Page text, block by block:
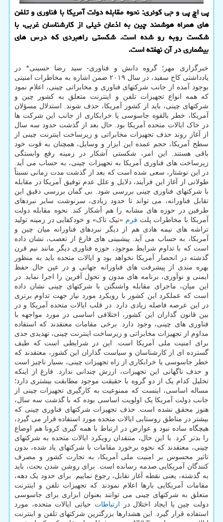
پی اچ پی و جی کوئری: نحوه مقابله دولت آمریکا با فناوری و تلفن
های همراه هوشمند چین به اذعان خیلی از کارشناسان غربی، با
شکست روبه رو شده است. شکستی راهبردی که درس های
بیشماری در آن نهفته است.
خبرگزاری مهر؛ گروه دانش و فناوری- سید رضا حسینی* در
یادداشتی کاخ سفید، در سال ۲۰۱۹ ضمن اشاره به مخاطرات امنیتی
بوجود آمده از جانب شرکتهای فناوری و مخابراتی چینی، اعلام نمود
که همه انواع تجهیزات تلفن و اینترنت متعلق به کشور چین و
شرکتهای چینی، باید از کشور آمریکا، حذف شوند. استدلال مسؤلان
آمریکا، خطر بالقوه جاسوسی یا خرابکاری از جانب این شرکت ها
در خاک ایالات متحده آمریکا بود. حال بعد از گذشت حدود سه سال
از آغاز روند حذف تجهیزات مخابراتی و زیرساخت اینترنت چینی از
سطح آمریکا، حجم عمده این ابزار و وسایل، همچنان به قوت خود
باقی هستند. این امر، شکستی آشکار در زمینه رفع وابستگی
زیرساخت های فناوری آمریکا به تجهیزات چینی، به حساب می آید.
در این نوشتار، سعی شده است که بعد از گذشت مدت زمانی نسبتاً
طولانی از آغاز این فرآیند، دلایل و علل عدم توفیق آمریکا در مقابله
با شرکتهای فناوری چینی بررسی شود. بی گمان بررسی دقیق این
تقابل فناورانه، می تواند تا حدود زیادی، سرنوشت سایر نبردهای
طرفین در حوزه های مشابه را هم آشکار کند. نحوه مقابله دولت
آمریکا با مخاطرات پلت فرم «تیک تاک» و خودکفایی در زمینه تولید
تراشه های نیمه هادی هم از دیگر نبردهای فناورانه میان چین و
آمریکا، به حساب می آید. پیشبینی های فارغ از تعصب، نشان داده
است که با تداوم شرایط موجود، حوزه فناوری دیگر مانند نیم قرن
گذشته در انحصار آمریکا نخواهد بود و ایالات متحده باید به منظور
بهره مندی از پیشرفت های فناورانه جهانی و در عین حال حفظ
ایمنی و نوآوری، برنامه های مدون و تحول آفرین را اجرا نماید. در
این میان، ماجرای مقابله واشنگتن با شرکتهای چینی نشان داده
است که عملکرد این کشور با رویکرد مورد نیاز جهت تداوم برتری
در این عرصه فاصله زیادی دارد. در قلب ایالات متحده آمریکا و در
بین قانون گذاران این کشور، اختلافی اساسی در مورد مواجهه با
فناوری های چینی، وجود دارد. برخی مقامات معتقدند که استفاده
مداوم از تجهیزات مخابراتی و زیرساخت اینترنت چینی، تهدیدی جدی
برای امنیت ملی آمریکا است. این در شرایطی است که طیف
گسترده ای از کارشناسان و سیاست گذاران این کشور، معتقدند که
خطر جاسوسی یا خرابکاری از راه تجهیزات چینی، بسیار ناچیز است
و حذف ناگهانی این تجهیزات، ارزش چندانی ندارد. فارغ از اینکه
تحلیل کدام یک از دو گروه با حقیقت موجود مطابقت بیشتری دارد؛
مساله اساسی، اینست که ممنوعیت به کارگیری تجهیزات چینی از
جانب دولت آمریکا یک اولویت اساسی بوده که با گذشت سه سال،
هنوز محقق نشده است. حذف تجهیزات شرکتهای فناوری چینی که
بیشتر در مناطق روستایی ایالات متحده مورد استفاده قرار می گیرد،
هیچگاه ساده نبود و عوارض در ارتباط با همه گیری کرونا هم اوضاع
را بدتر کرد. با این حال، منتقدان رویکرد ایالات متحده به شرکتهای
چینی، معتقدند که نحوه برخورد مقامات با شرکتهای یاد شده، بدون
تاثیر محسوس بر امنیت ملی آمریکا، به تجارت کشور و مصرف
کنندگان آمریکایی صدمه رسانده است. برای روشن شدن بحث، باید
به گذشته، یعنی نقطه آغاز تقابل، رجوع نماییم. برای حدود یک دهه،
مقامات آمریکایی بارها اعلام نمودند که تجهیزات تلفن و اینترنت
متعلق به شرکتهای چینی می توانند بعنوان ابزاری برای جاسوسی
دولت چین یا ایجاد اختلال در
ارتباطات حیاتی ایالات متحده، مورد
استفاده قرار گیرد. این هشدارها بزرگترین شرکتهای تلفن و اینترنت